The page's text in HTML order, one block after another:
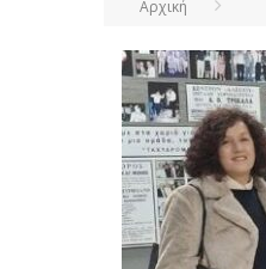
Αρχική